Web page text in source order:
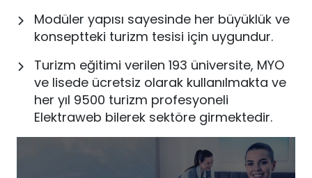
Modüler yapısı sayesinde her büyüklük ve
konseptteki turizm tesisi için uygundur.
Turizm eğitimi verilen 193 üniversite, MYO
ve lisede ücretsiz olarak kullanılmakta ve
her yıl 9500 turizm profesyoneli
Elektraweb bilerek sektöre girmektedir.